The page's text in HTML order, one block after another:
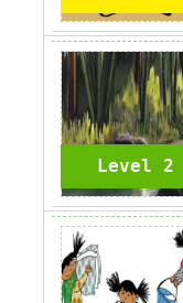
Level 2